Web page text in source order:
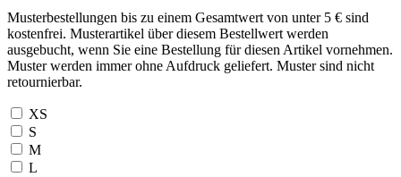
Musterbestellungen bis zu einem Gesamtwert von unter 5 € sind
kostenfrei. Musterartikel über diesem Bestellwert werden
ausgebucht, wenn Sie eine Bestellung für diesen Artikel vornehmen.
Muster werden immer ohne Aufdruck geliefert. Muster sind nicht
retournierbar.
XS
S
M
L